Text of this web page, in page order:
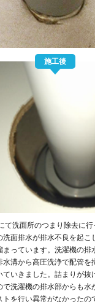
施工後
て洗面所のつまり除去に
洗面排水が排水不良を起こ
まっています。洗濯機の排
水溝から高圧洗浄で配管を
ていきました。詰まりが抜
洗濯機の排水部からも水
を行い異常がなかったの